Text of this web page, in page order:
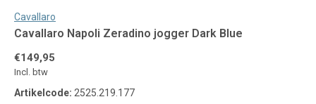
Cavallaro
Cavallaro Napoli Zeradino jogger Dark Blue
€149,95
Incl. btw
Artikelcode: 2525.219.177